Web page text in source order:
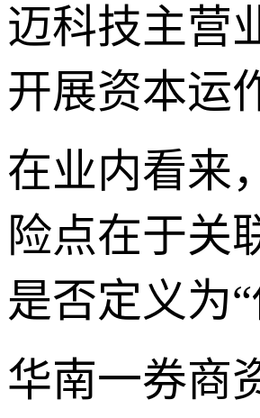
迈科技主营
开展资本运
在业内看来
险点在于关
是否定义为
华南一券商